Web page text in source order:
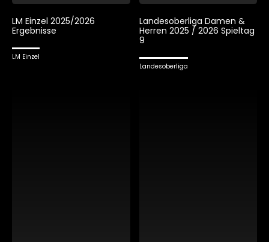
LM Einzel 2025/2026
Ergebnisse
LM Einzel
Landesoberliga Damen &
Herren 2025 / 2026 Spieltag
9
Landesoberliga